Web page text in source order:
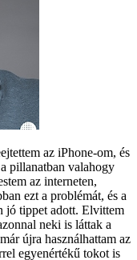
az iPhone-om, és
pillanatban valahogy
az interneten,
ezt a problémát, és a
jó tippet adott. Elvittem
neki is láttak a
újra használhattam az
egyenértékű tokot is